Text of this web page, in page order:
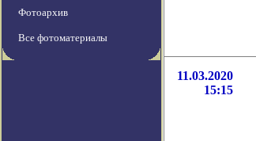
Фотоархив
Все фотоматериалы
11.03.2020
15:15